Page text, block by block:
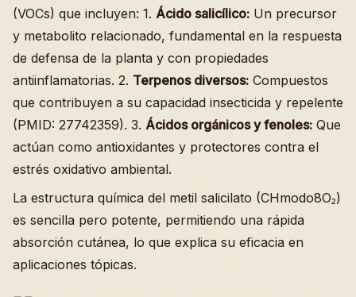
(VOCs) que incluyen: 1. Ácido salicílico: Un precursor
y metabolito relacionado, fundamental en la respuesta
de defensa de la planta y con propiedades
antiinflamatorias. 2. Terpenos diversos: Compuestos
que contribuyen a su capacidad insecticida y repelente
(PMID: 27742359). 3. Ácidos orgánicos y fenoles: Que
actúan como antioxidantes y protectores contra el
estrés oxidativo ambiental.
La estructura química del metil salicilato (CHmodo8O₂)
es sencilla pero potente, permitiendo una rápida
absorción cutánea, lo que explica su eficacia en
aplicaciones tópicas.